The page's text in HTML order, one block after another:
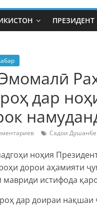
ПРЕЗИДЕНТ
дар
Садои Душанбе
ноҳия
дорои аҳамияти
истифода
дар доираи